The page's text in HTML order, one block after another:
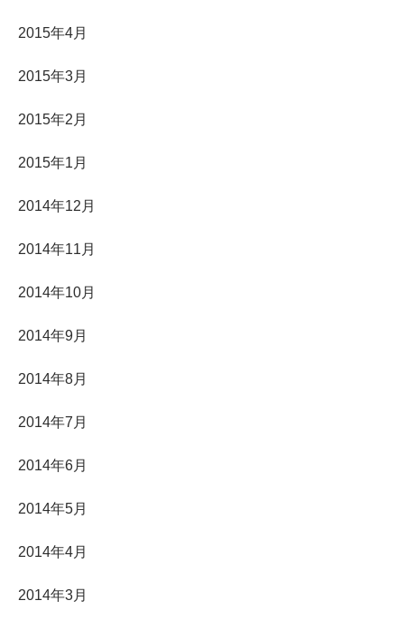
2015年4月
2015年3月
2015年2月
2015年1月
2014年12月
2014年11月
2014年10月
2014年9月
2014年8月
2014年7月
2014年6月
2014年5月
2014年4月
2014年3月